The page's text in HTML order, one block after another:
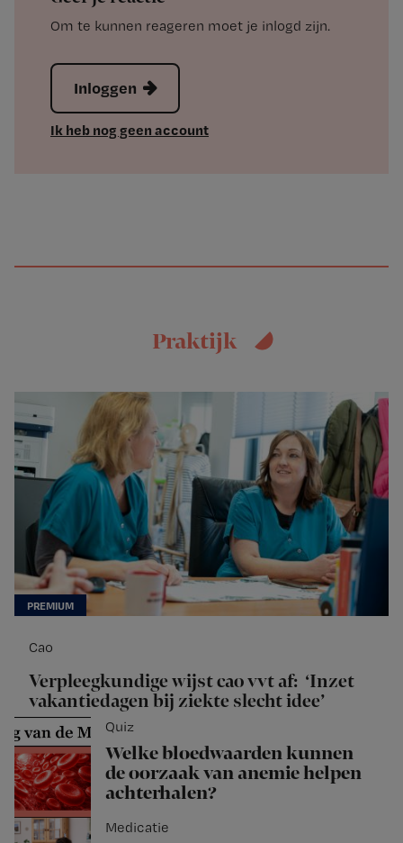
Om te kunnen reageren moet je inlogd zijn.
Inloggen
Ik heb nog geen account
Praktijk
Cao
Verpleegkundige wijst cao vvt af: ‘Inzet
vakantiedagen bij ziekte slecht idee’
Quiz
Welke bloedwaarden kunnen
de oorzaak van anemie helpen
achterhalen?
Medicatie